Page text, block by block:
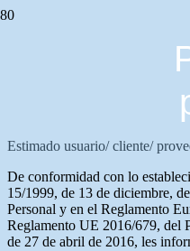
Estimado usuario/ cliente/
De conformidad con lo
15/1999, de 13 de diciembre,
Personal y en el Reglamento
Reglamento UE 2016/679, del
de 27 de abril de 2016, les